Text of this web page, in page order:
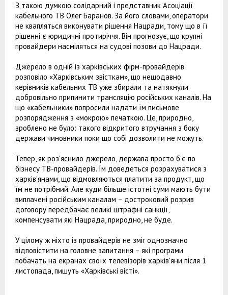
З такою думкою солідарний і представник Асоціації
кабельного ТВ Олег Баранов. За його словами, оператори
не квапляться виконувати рішення Нацради, тому що в її
рішенні є юридичні протиріччя. Він прогнозує, що крупні
провайдери насміляться на судові позови до Нацради.
Джерело в одній із харківських фірм-провайдерів
розповіло «Харківським звісткам», що нещодавно
керівників кабельних ТВ уже збирали та натякнули
добровільно припинити трансляцію російських каналів. На
що «кабельники» попросили надати їм письмове
розпорядження з «мокрою» печаткою. Це, природно,
зроблено не було: такого відкритого втручання з боку
держави чиновники поки що собі дозволити не можуть.
Тепер, як роз'яснило джерело, держава просто б'є по
бізнесу ТВ-провайдерів. Їм доведеться розрахуватися з
харків'янами, що відмовляються платити за продукт, що
їм не потрібний. Але куди більше істотні суми мають бути
виплачені російським каналам – достроковий розрив
договору передбачає великі штрафні санкції,
компенсувати які Нацрада, природно, не буде.
У цілому ж ніхто із провайдерів не зміг однозначно
відповістити на головне запитання – які програми
побачать на екранах своїх телевізорів харків'яни після 1
листопада, пишуть «Харківські вісті».